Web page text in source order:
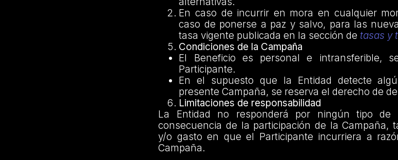
En caso de incurrir en mora en cualquier
caso de ponerse a paz y salvo, para las
tasa vigente publicada en la sección de tasas y
Condiciones de la Campaña
El Beneficio es personal e intransferible,
Participante.
En el supuesto que la Entidad detecte
presente Campaña, se reserva el derecho de
Limitaciones de responsabilidad
La Entidad no responderá por ningún tipo de
consecuencia de la participación de la Campaña,
y/o gasto en que el Participante incurriera a
Campaña.